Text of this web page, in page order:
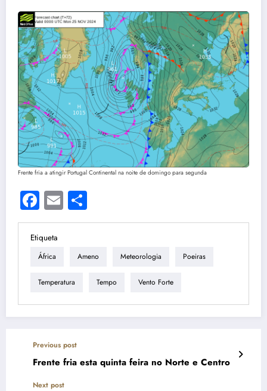
Frente fria a atingir Portugal Continental na noite de domingo para segunda
Facebook
Email
Etiqueta
África Ameno Meteorologia Poeiras
Temperatura Tempo Vento Forte
Previous post
Frente fria esta quinta feira no Norte e Centro
Next post